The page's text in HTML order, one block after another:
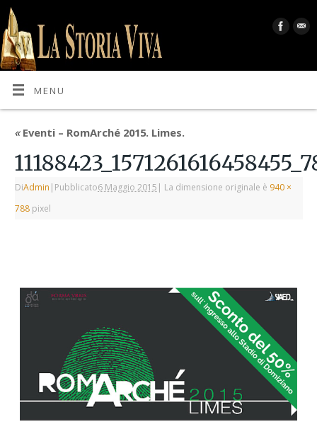
MENU
«Eventi – RomArché 2015. Limes.
DiAdmin | Pubblicato6 Maggio 2015 | La dimensione originale è 940 ×
788 pixel